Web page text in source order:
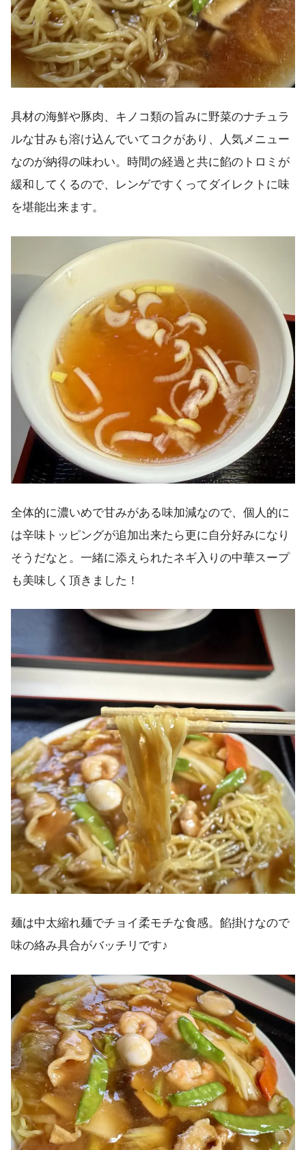
具材の海鮮や豚肉、キノコ類の旨みに野菜のナチュラ
ルな甘みも溶け込んでいてコクがあり、人気メニュー
なのが納得の味わい。時間の経過と共に餡のトロミが
緩和してくるので、レンゲですくってダイレクトに味
を堪能出来ます。
全体的に濃いめで甘みがある味加減なので、個人的に
は辛味トッピングが追加出来たら更に自分好みになり
そうだなと。一緒に添えられたネギ入りの中華スープ
も美味しく頂きました！
麺は中太縮れ麺でチョイ柔モチな食感。餡掛けなので
味の絡み具合がバッチリです♪